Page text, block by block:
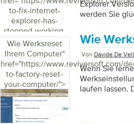
to-fix-internet-
explorer-has-
stopped-working-
error-in-ie-10/">
Explorer
werden Sie
funktioniert
Ihnen dieses
einige Tipps
Problems
Explorer (IE)
Manchmal
Wie Werksreset
Ihrem Computer"
href="https://www.reviversoft.com/
to-factory-reset-
your-computer/">
Wie
Von Davide De
Wenn Sie
laufen lassen.